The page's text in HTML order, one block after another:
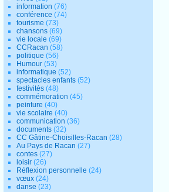
information (76)
conférence (74)
tourisme (73)
chansons (69)
vie locale (69)
CCRacan (58)
politique (56)
Humour (53)
informatique (52)
spectacles enfants (52)
festivités (48)
commémoration (45)
peinture (40)
vie scolaire (40)
communication (36)
documents (32)
CC Gâtine-Choisilles-Racan (28)
Au Pays de Racan (27)
contes (27)
loisir (26)
Réflexion personnelle (24)
vœux (24)
danse (23)